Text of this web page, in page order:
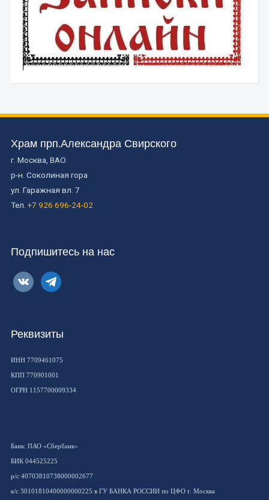
Храм прп.Александра Свирского
г. Москва, ВАО
р-н. Соколиная гора
ул. Гаражная вл. 7
Тел. +7 926 696-24-02
Подпишитесь на нас
vkontaktetelegram
Реквизиты
ИНН 7709461075
КПП 770901001
ОГРН 1157700009334
Банк: ПАО «Сбербанк»
БИК 044525225
р/с 40703810738000002677
к/с 30101810400000000225 в ГУ БАНКА РОССИИ по ЦФО г. Москва